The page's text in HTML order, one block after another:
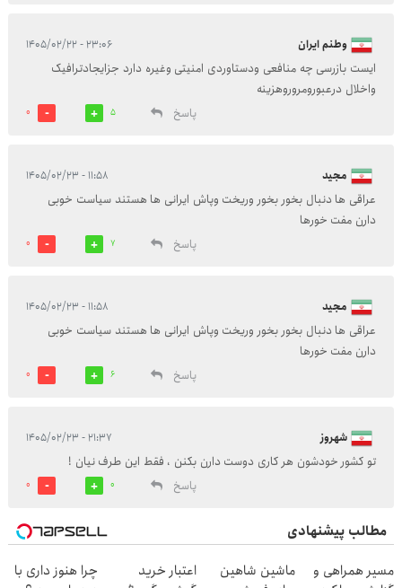
وطنم ایران ۲۳:۰۶ - ۱۴۰۵/۰۲/۲۲
ایست بازرسی چه منافعی ودستاوردی امنیتی وغیره دارد جزایجادترافیک
واخلال درعبورومروروهزینه
پاسخ
5
0
مجید ۱۱:۵۸ - ۱۴۰۵/۰۲/۲۳
عراقی ها دنبال بخور بخور وریخت وپاش ایرانی ها هستند سیاست خوبی
دارن مفت خورها
پاسخ
7
0
مجید ۱۱:۵۸ - ۱۴۰۵/۰۲/۲۳
عراقی ها دنبال بخور بخور وریخت وپاش ایرانی ها هستند سیاست خوبی
دارن مفت خورها
پاسخ
6
0
شهروز ۲۱:۳۷ - ۱۴۰۵/۰۲/۲۳
تو کشور خودشون هر کاری دوست دارن بکنن ، فقط این طرف نیان !
پاسخ
0
0
مطالب پیشنهادی
مسیر همراهی و
ماشین شاهین
اعتبار خرید
چرا هنوز داری با